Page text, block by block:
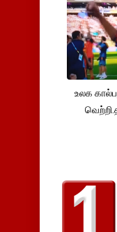
உலக